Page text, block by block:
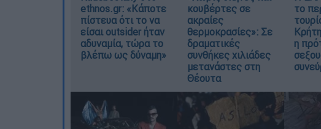
ethnos.gr: «Κάποτε
πίστευα ότι το να
είσαι outsider ήταν
αδυναμία, τώρα το
βλέπω ως δύναμη»
κουβέρτες σε
ακραίες
θερμοκρασίες»: Σε
δραματικές
συνθήκες χιλιάδες
μετανάστες στη
Θέουτα
το
η